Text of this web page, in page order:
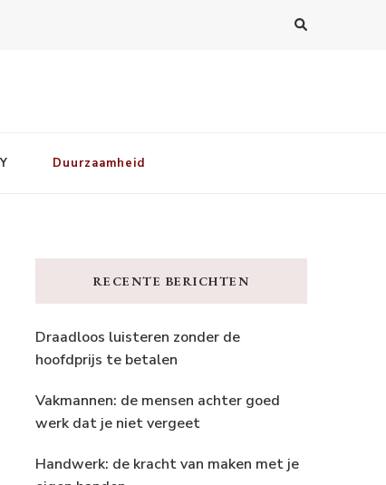
Duurzaamheid
RECENTE BERICHTEN
Draadloos luisteren zonder de
hoofdprijs te betalen
Vakmannen: de mensen achter goed
werk dat je niet vergeet
Handwerk: de kracht van maken met je